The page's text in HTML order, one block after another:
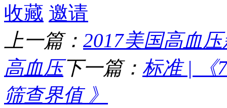
收藏 邀请
上一篇： 2017美国高血
高血压下一篇： 标准 | 《
筛查界值 》